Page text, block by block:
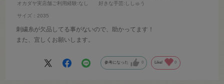
オカダヤ実店舗ご利用経験:なし 好きな手芸:ししゅう
サイズ：2035
刺繍糸が欠品してる事がないので、助かってます！
また、宜しくお願いします。
参考になった 0 Like! 0